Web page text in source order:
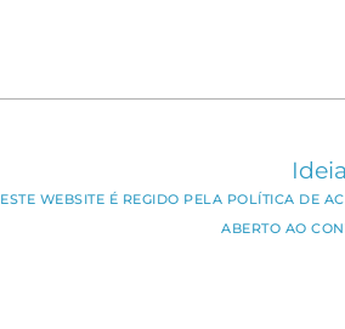
ESTE WEBSITE É REGIDO PELA POLÍTICA DE
ABERTO AO